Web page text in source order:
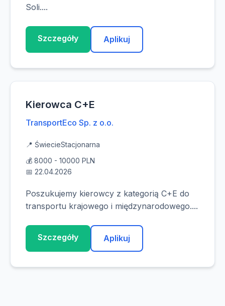
Soli....
Szczegóły Aplikuj
Kierowca C+E
TransportEco Sp. z o.o.
📍 ŚwiecieStacjonarna
💰 8000 - 10000 PLN
📅 22.04.2026
Poszukujemy kierowcy z kategorią C+E do
transportu krajowego i międzynarodowego....
Szczegóły Aplikuj